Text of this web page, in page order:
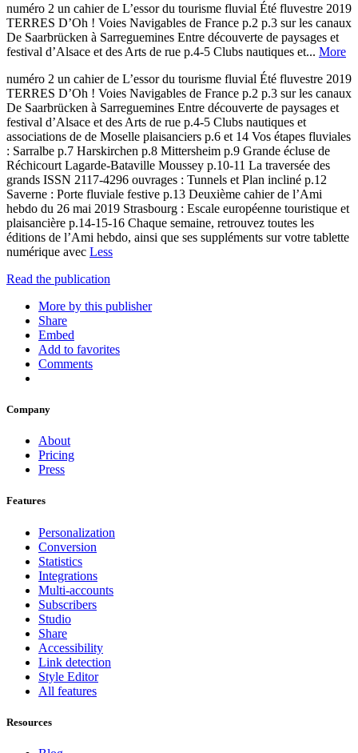
numéro 2 un cahier de L’essor du tourisme fluvial Été fluvestre 2019
TERRES D’Oh ! Voies Navigables de France p.2 p.3 sur les canaux
De Saarbrücken à Sarreguemines Entre découverte de paysages et
festival d’Alsace et des Arts de rue p.4-5 Clubs nautiques et... More
numéro 2 un cahier de L’essor du tourisme fluvial Été fluvestre 2019
TERRES D’Oh ! Voies Navigables de France p.2 p.3 sur les canaux
De Saarbrücken à Sarreguemines Entre découverte de paysages et
festival d’Alsace et des Arts de rue p.4-5 Clubs nautiques et
associations de de Moselle plaisanciers p.6 et 14 Vos étapes fluviales
: Sarralbe p.7 Harskirchen p.8 Mittersheim p.9 Grande écluse de
Réchicourt Lagarde-Bataville Moussey p.10-11 La traversée des
grands ISSN 2117-4296 ouvrages : Tunnels et Plan incliné p.12
Saverne : Porte fluviale festive p.13 Deuxième cahier de l’Ami
hebdo du 26 mai 2019 Strasbourg : Escale européenne touristique et
plaisancière p.14-15-16 Chaque semaine, retrouvez toutes les
éditions de l’Ami hebdo, ainsi que ses suppléments sur votre tablette
numérique avec Less
Read the publication
More by this publisher
Share
Embed
Add to favorites
Comments
Company
About
Pricing
Press
Features
Personalization
Conversion
Statistics
Integrations
Multi-accounts
Subscribers
Studio
Share
Accessibility
Link detection
Style Editor
All features
Resources